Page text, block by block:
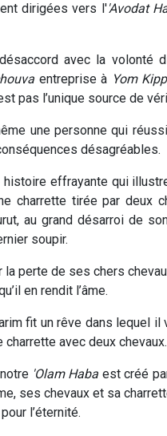
dirigées vers l''Avodat
avec la volonté
entreprise à Yom
pas l’unique source de
une personne qui
désagréables.
effrayante qui
charrette tirée par deux
au grand désarroi de
soupir.
perte de ses chers
en rendit l’âme.
fit un rêve dans lequel
avec deux
'Olam Haba est créé
ses chevaux et sa
l’éternité.